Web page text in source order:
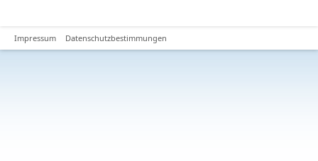
Impressum Datenschutzbestimmungen